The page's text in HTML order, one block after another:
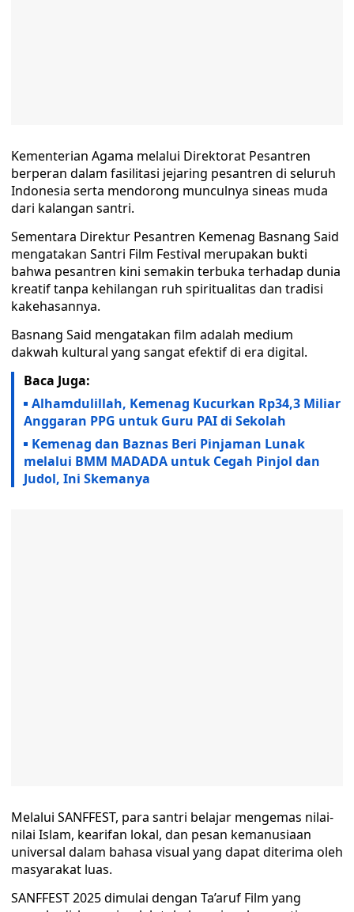
Kementerian Agama melalui Direktorat Pesantren
berperan dalam fasilitasi jejaring pesantren di seluruh
Indonesia serta mendorong munculnya sineas muda
dari kalangan santri.
Sementara Direktur Pesantren Kemenag Basnang Said
mengatakan Santri Film Festival merupakan bukti
bahwa pesantren kini semakin terbuka terhadap dunia
kreatif tanpa kehilangan ruh spiritualitas dan tradisi
kakehasannya.
Basnang Said mengatakan film adalah medium
dakwah kultural yang sangat efektif di era digital.
Baca Juga:
Alhamdulillah, Kemenag Kucurkan Rp34,3 Miliar
Anggaran PPG untuk Guru PAI di Sekolah
Kemenag dan Baznas Beri Pinjaman Lunak
melalui BMM MADADA untuk Cegah Pinjol dan
Judol, Ini Skemanya
Melalui SANFFEST, para santri belajar mengemas nilai-
nilai Islam, kearifan lokal, dan pesan kemanusiaan
universal dalam bahasa visual yang dapat diterima oleh
masyarakat luas.
SANFFEST 2025 dimulai dengan Ta’aruf Film yang